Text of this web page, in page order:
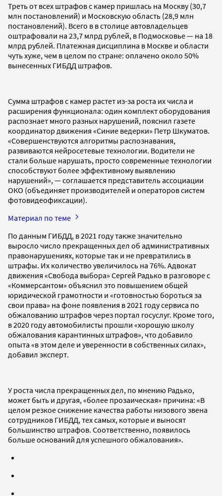
Треть от всех штрафов с камер пришлась на Москву (30,7
млн постановлений) и Московскую область (28,9 млн
постановлений). Всего в в столице автовладельцев
оштрафовали на 23,7 млрд рублей, в Подмосковье — на 18
млрд рублей. Платежная дисциплина в Москве и области
чуть хуже, чем в целом по стране: оплачено около 50%
вынесенных ГИБДД штрафов.
Сумма штрафов с камер растет из-за роста их числа и
расширения функционала: один комплект оборудования
распознает много разных нарушений, пояснил газете
координатор движения «Синие ведерки» Петр Шкуматов.
«Совершенствуются алгоритмы распознавания,
развиваются нейросетевые технологии. Водители не
стали больше нарушать, просто современные технологии
способствуют более эффективному выявлению
нарушений», — соглашается представитель ассоциации
ОКО (объединяет производителей и операторов систем
фотовидеофиксации).
Материал по теме
По данным ГИБДД, в 2021 году также значительно
выросло число прекращенных дел об административных
правонарушениях, которые так и не превратились в
штрафы. Их количество увеличилось на 76%. Адвокат
движения «Свобода выбора» Сергей Радько в разговоре с
«Коммерсантом» объяснил это повышением общей
юридической грамотности и «готовностью бороться за
свои права» на фоне появления в 2021 году сервиса по
обжалованию штрафов через портал госуслуг. Кроме того,
в 2020 году автомобилисты прошли «хорошую школу
обжалования карантинных штрафов», что добавило
опыта «в этом деле и уверенности в собственных силах»,
добавил эксперт.
У роста числа прекращенных дел, по мнению Радько,
может быть и другая, «более прозаическая» причина: «В
целом резкое снижение качества работы низового звена
сотрудников ГИБДД, тех самых, которые и выносят
большинство штрафов. Соответственно, появилось
больше оснований для успешного обжалования».